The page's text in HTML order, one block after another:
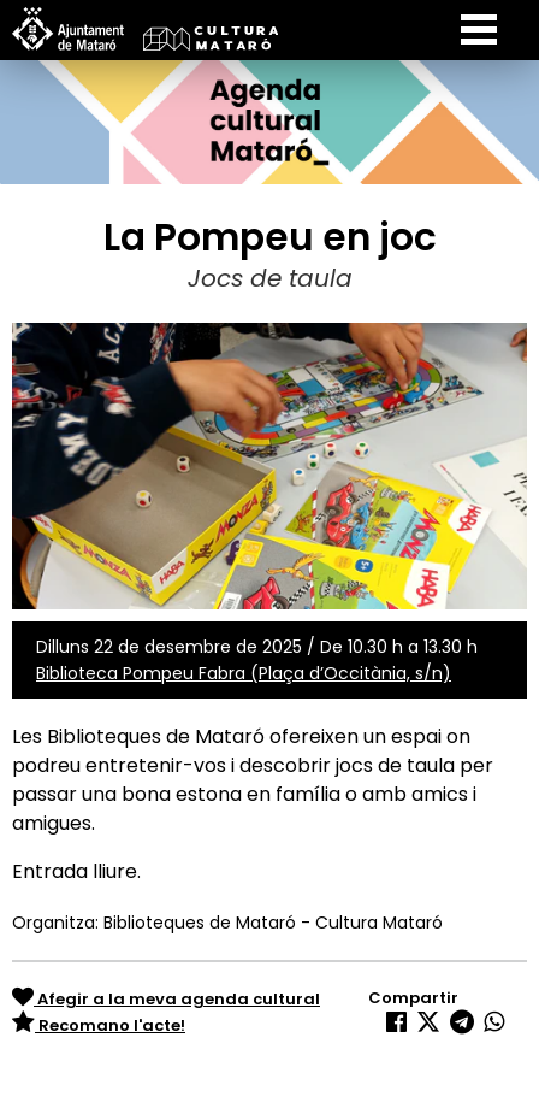
La Pompeu en joc
Jocs de taula
Dilluns 22 de desembre de 2025 / De 10.30 h a 13.30 h
Biblioteca Pompeu Fabra (Plaça d’Occitània, s/n)
Les Biblioteques de Mataró ofereixen un espai on
podreu entretenir-vos i descobrir jocs de taula per
passar una bona estona en família o amb amics i
amigues.
Entrada lliure.
Organitza: Biblioteques de Mataró - Cultura Mataró
Afegir a la meva agenda cultural
Recomano l'acte!
Compartir